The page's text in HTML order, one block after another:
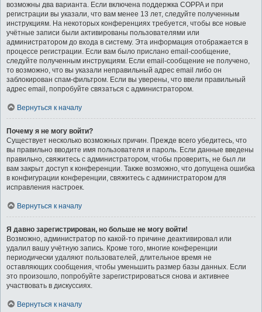
возможны два варианта. Если включена поддержка COPPA и при
регистрации вы указали, что вам менее 13 лет, следуйте полученным
инструкциям. На некоторых конференциях требуется, чтобы все новые
учётные записи были активированы пользователями или
администратором до входа в систему. Эта информация отображается в
процессе регистрации. Если вам было прислано email-сообщение,
следуйте полученным инструкциям. Если email-сообщение не получено,
то возможно, что вы указали неправильный адрес email либо он
заблокирован спам-фильтром. Если вы уверены, что ввели правильный
адрес email, попробуйте связаться с администратором.
Вернуться к началу
Почему я не могу войти?
Существует несколько возможных причин. Прежде всего убедитесь, что
вы правильно вводите имя пользователя и пароль. Если данные введены
правильно, свяжитесь с администратором, чтобы проверить, не был ли
вам закрыт доступ к конференции. Также возможно, что допущена ошибка
в конфигурации конференции, свяжитесь с администратором для
исправления настроек.
Вернуться к началу
Я давно зарегистрирован, но больше не могу войти!
Возможно, администратор по какой-то причине деактивировал или
удалил вашу учётную запись. Кроме того, многие конференции
периодически удаляют пользователей, длительное время не
оставляющих сообщения, чтобы уменьшить размер базы данных. Если
это произошло, попробуйте зарегистрироваться снова и активнее
участвовать в дискуссиях.
Вернуться к началу